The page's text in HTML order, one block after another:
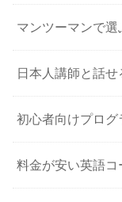
マンツーマンで
日本人講師と話
初心者向けプロ
料金が安い英語コ